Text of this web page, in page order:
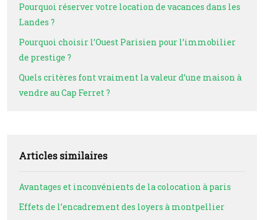
Pourquoi réserver votre location de vacances dans les
Landes ?
Pourquoi choisir l’Ouest Parisien pour l’immobilier
de prestige ?
Quels critères font vraiment la valeur d’une maison à
vendre au Cap Ferret ?
Articles similaires
Avantages et inconvénients de la colocation à paris
Effets de l’encadrement des loyers à montpellier